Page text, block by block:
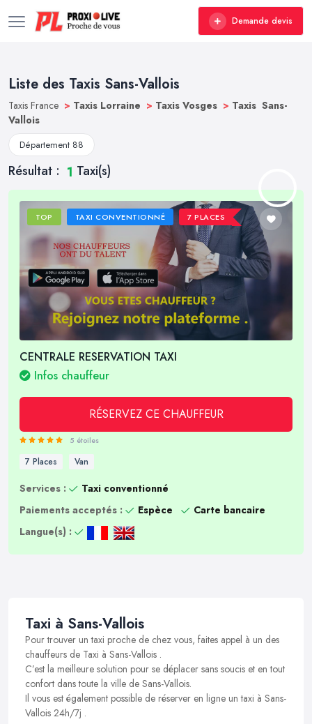
Demande devis
Liste des Taxis Sans-Vallois
Taxis France > Taxis Lorraine > Taxis Vosges > Taxis Sans-
Vallois
Département 88
Résultat : 1 Taxi(s)
TOP TAXI CONVENTIONNÉ 7 PLACES
CENTRALE RESERVATION TAXI
Infos chauffeur
RÉSERVEZ CE CHAUFFEUR
5 étoiles
7 Places Van
Services :
Taxi conventionné
Paiements acceptés :
Espèce
Carte bancaire
Langue(s) :
Taxi à Sans-Vallois
Pour trouver un taxi proche de chez vous, faites appel à un des
chauffeurs de Taxi à Sans-Vallois .
C’est la meilleure solution pour se déplacer sans soucis et en tout
confort dans toute la ville de Sans-Vallois.
Il vous est également possible de réserver en ligne un taxi à Sans-
Vallois 24h/7j .